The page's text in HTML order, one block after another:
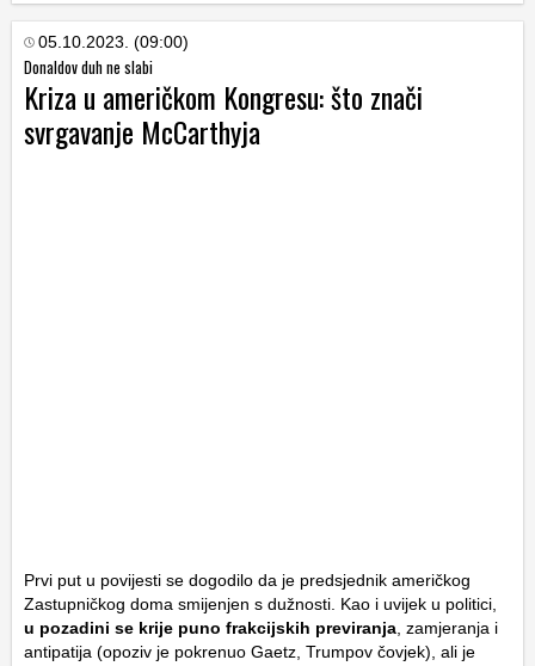
05.10.2023. (09:00)
Donaldov duh ne slabi
Kriza u američkom Kongresu: što znači
svrgavanje McCarthyja
Prvi put u povijesti se dogodilo da je predsjednik američkog
Zastupničkog doma smijenjen s dužnosti. Kao i uvijek u politici,
u pozadini se krije puno frakcijskih previranja , zamjeranja i
antipatija (opoziv je pokrenuo Gaetz, Trumpov čovjek), ali je